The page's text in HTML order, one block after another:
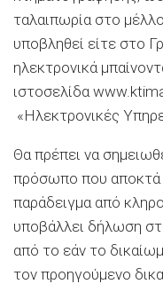
ταλαιπωρία στο
υποβληθεί είτε στο
ηλεκτρονικά
ιστοσελίδα
«Ηλεκτρονικές
Θα πρέπει να
πρόσωπο που αποκτά
παράδειγμα από
υποβάλλει δήλωση
από το εάν το
τον προηγούμενο